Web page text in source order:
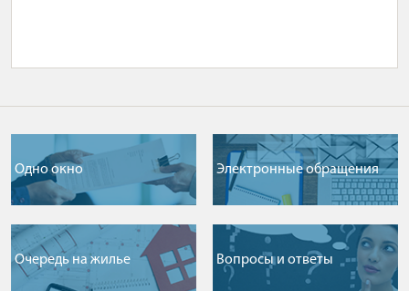
Одно окно Электронные обращения
Очередь на жилье Вопросы и ответы